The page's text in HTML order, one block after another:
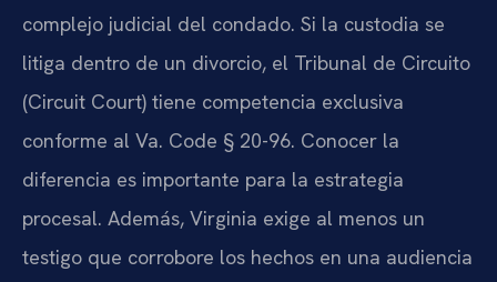
complejo judicial del condado. Si la custodia se
litiga dentro de un divorcio, el Tribunal de Circuito
(Circuit Court) tiene competencia exclusiva
conforme al Va. Code § 20-96. Conocer la
diferencia es importante para la estrategia
procesal. Además, Virginia exige al menos un
testigo que corrobore los hechos en una audiencia